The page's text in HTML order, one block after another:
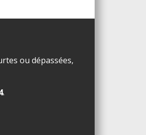
ou dépassées,
.